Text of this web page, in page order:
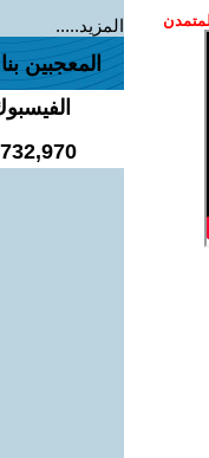
المزيد.....
المعجبين